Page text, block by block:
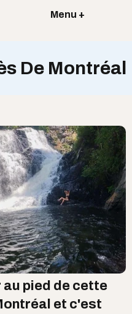
Menu +
De Montréal
au pied de cette
et c'est